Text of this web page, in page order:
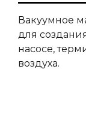
Вакуумное
для
насосе,
воздуха.